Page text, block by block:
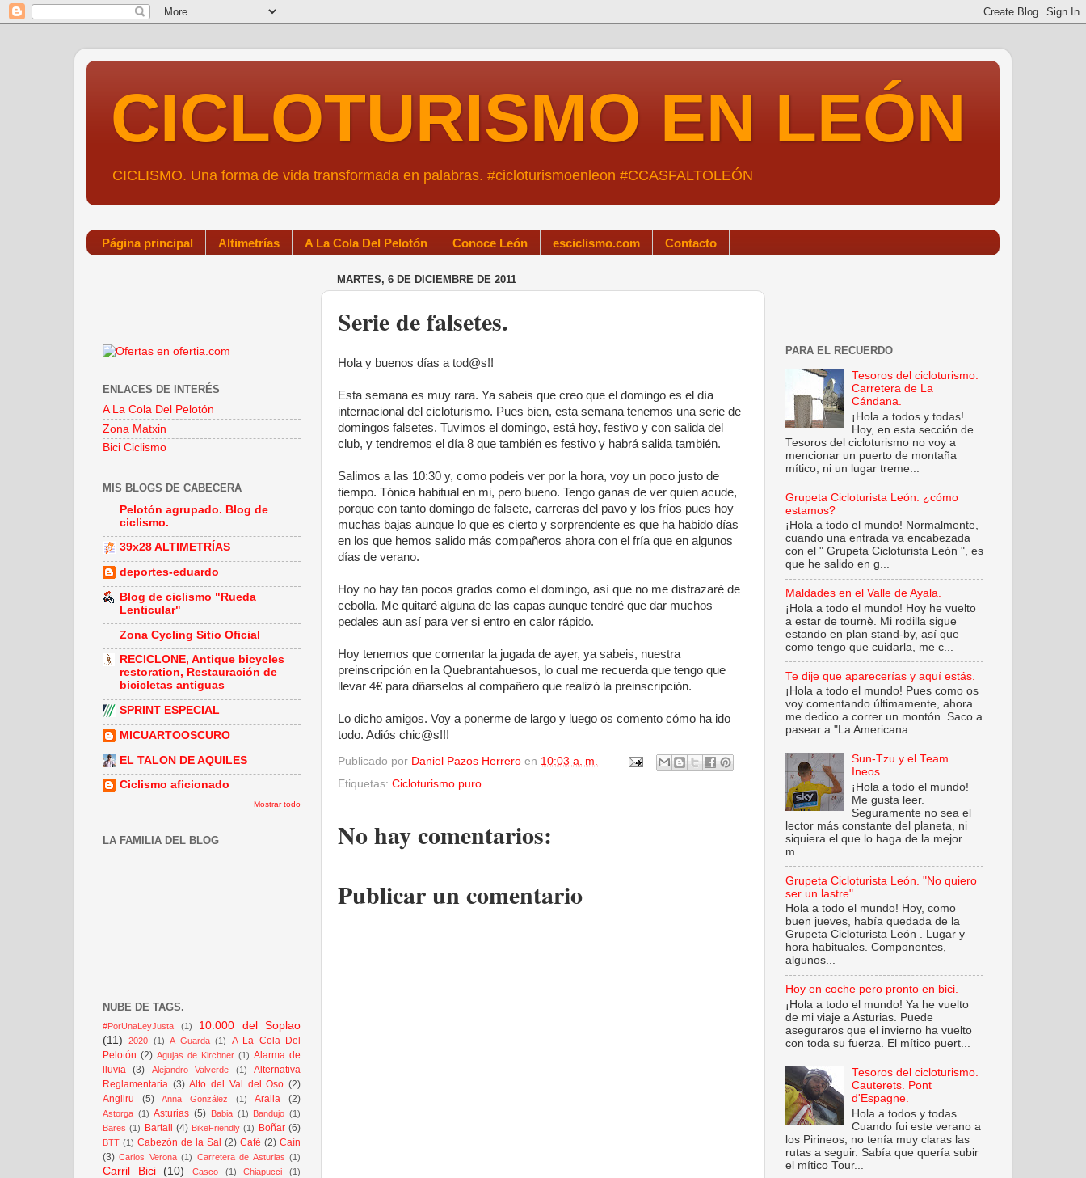
CICLOTURISMO EN LEÓN
CICLISMO. Una forma de vida transformada en palabras. #cicloturismoenleon #CCASFALTOLEÓN
Página principal Altimetrías A La Cola Del Pelotón Conoce León esciclismo.com Contacto
MARTES, 6 DE DICIEMBRE DE 2011
Serie de falsetes.
Hola y buenos días a tod@s!!
Esta semana es muy rara. Ya sabeis que creo que el domingo es el día
internacional del cicloturismo. Pues bien, esta semana tenemos una serie de
domingos falsetes. Tuvimos el domingo, está hoy, festivo y con salida del
club, y tendremos el día 8 que también es festivo y habrá salida también.
Salimos a las 10:30 y, como podeis ver por la hora, voy un poco justo de
tiempo. Tónica habitual en mi, pero bueno. Tengo ganas de ver quien acude,
porque con tanto domingo de falsete, carreras del pavo y los fríos pues hoy
muchas bajas aunque lo que es cierto y sorprendente es que ha habido días
en los que hemos salido más compañeros ahora con el fría que en algunos
días de verano.
Hoy no hay tan pocos grados como el domingo, así que no me disfrazaré de
cebolla. Me quitaré alguna de las capas aunque tendré que dar muchos
pedales aun así para ver si entro en calor rápido.
Hoy tenemos que comentar la jugada de ayer, ya sabeis, nuestra
preinscripción en la Quebrantahuesos, lo cual me recuerda que tengo que
llevar 4€ para dñarselos al compañero que realizó la preinscripción.
Lo dicho amigos. Voy a ponerme de largo y luego os comento cómo ha ido
todo. Adiós chic@s!!!
Publicado por Daniel Pazos Herrero en 10:03 a. m.
Etiquetas: Cicloturismo puro.
No hay comentarios:
Publicar un comentario
ENLACES DE INTERÉS
A La Cola Del Pelotón
Zona Matxin
Bici Ciclismo
MIS BLOGS DE CABECERA
Pelotón agrupado. Blog de
ciclismo.
39x28 ALTIMETRÍAS
deportes-eduardo
Blog de ciclismo "Rueda
Lenticular"
Zona Cycling Sitio Oficial
RECICLONE, Antique bicycles
restoration, Restauración de
bicicletas antiguas
SPRINT ESPECIAL
MICUARTOOSCURO
EL TALON DE AQUILES
Ciclismo aficionado
Mostrar todo
LA FAMILIA DEL BLOG
NUBE DE TAGS.
#PorUnaLeyJusta (1)
10.000 del Soplao
(11)
2020 (1) A Guarda (1)
A La Cola Del
Pelotón (2) Agujas de Kirchner (1) Alarma de
lluvia
(3) Alejandro Valverde (1)
Alternativa
Reglamentaria (3) Alto del Val del Oso (2)
Angliru
(5) Anna González (1) Aralla (2)
Astorga (1) Asturias (5) Babia (1) Bandujo (1)
Bares (1) Bartali (4) BikeFriendly (1) Boñar (6)
BTT (1) Cabezón de la Sal (2) Café (2) Caín
(3) Carlos Verona (1) Carretera de Asturias (1)
Carril Bici (10) Casco (1) Chiapucci (1)
PARA EL RECUERDO
Tesoros del cicloturismo.
Carretera de La
Cándana.
¡Hola a todos y todas!
Hoy, en esta sección de
Tesoros del cicloturismo no voy a
mencionar un puerto de montaña
mítico, ni un lugar treme...
Grupeta Cicloturista León: ¿cómo
estamos?
¡Hola a todo el mundo! Normalmente,
cuando una entrada va encabezada
con el " Grupeta Cicloturista León ", es
que he salido en g...
Maldades en el Valle de Ayala.
¡Hola a todo el mundo! Hoy he vuelto
a estar de tournè. Mi rodilla sigue
estando en plan stand-by, así que
como tengo que cuidarla, me c...
Te dije que aparecerías y aquí estás.
¡Hola a todo el mundo! Pues como os
voy comentando últimamente, ahora
me dedico a correr un montón. Saco a
pasear a "La Americana...
Sun-Tzu y el Team
Ineos.
¡Hola a todo el mundo!
Me gusta leer.
Seguramente no sea el
lector más constante del planeta, ni
siquiera el que lo haga de la mejor
m...
Grupeta Cicloturista León. "No quiero
ser un lastre"
Hola a todo el mundo! Hoy, como
buen jueves, había quedada de la
Grupeta Cicloturista León . Lugar y
hora habituales. Componentes,
algunos...
Hoy en coche pero pronto en bici.
¡Hola a todo el mundo! Ya he vuelto
de mi viaje a Asturias. Puede
aseguraros que el invierno ha vuelto
con toda su fuerza. El mítico puert...
Tesoros del cicloturismo.
Cauterets. Pont
d'Espagne.
Hola a todos y todas.
Cuando fui este verano a
los Pirineos, no tenía muy claras las
rutas a seguir. Sabía que quería subir
el mítico Tour...